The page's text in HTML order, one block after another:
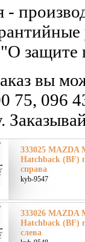
защите
вы
75, 096
333025 MAZDA
Hatchback (BF)
справа
kyb-9547
333026 MAZDA
Hatchback (BF)
слева